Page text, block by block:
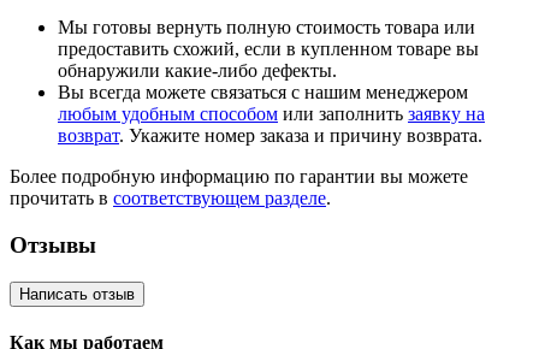
Мы готовы вернуть полную стоимость товара или
предоставить схожий, если в купленном товаре вы
обнаружили какие-либо дефекты.
Вы всегда можете связаться с нашим менеджером
любым удобным способом или заполнить заявку на
возврат. Укажите номер заказа и причину возврата.
Более подробную информацию по гарантии вы можете
прочитать в соответствующем разделе.
Отзывы
Написать отзыв
Как мы работаем